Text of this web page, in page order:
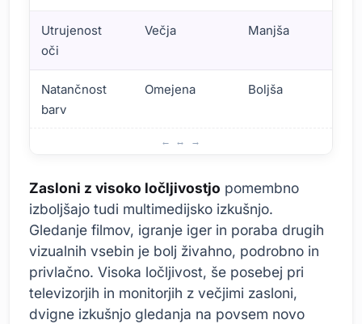
Utrujenost
oči
Večja Manjša
Natančnost
barv
Omejena Boljša
Zasloni z visoko ločljivostjo pomembno
izboljšajo tudi multimedijsko izkušnjo.
Gledanje filmov, igranje iger in poraba drugih
vizualnih vsebin je bolj živahno, podrobno in
privlačno. Visoka ločljivost, še posebej pri
televizorjih in monitorjih z večjimi zasloni,
dvigne izkušnjo gledanja na povsem novo